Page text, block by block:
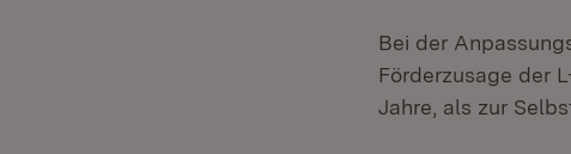
Bei der
Förderzusage der
Jahre, als zur